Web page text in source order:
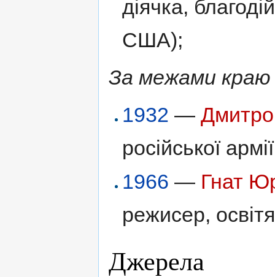
діячка,
США);
За межами краю
1932 —
російської
1966 — Гнат
режисер,
Джерела